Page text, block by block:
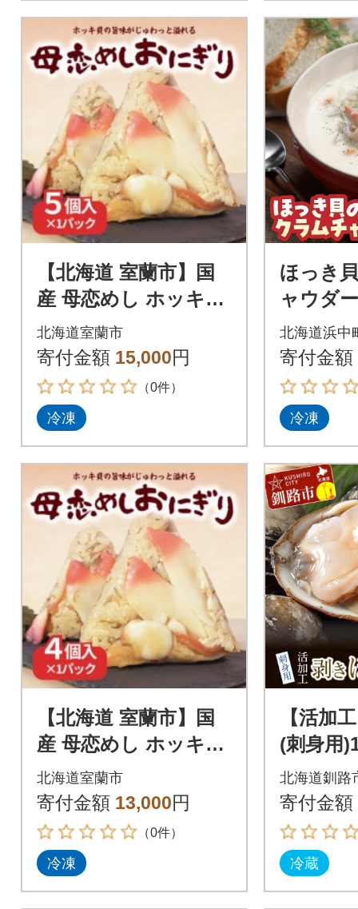
【北海道 室蘭市】国
産 母恋めし ホッキ貝
の炊き込みご飯のお
にぎり(冷凍)5個入り
北海道室蘭市
寄付金額 15,000円
（0件）
冷凍
ほっき
ャウダ
×4袋
北海道浜中
寄付金額
冷凍
【北海道 室蘭市】国
産 母恋めし ホッキ貝
の炊き込みご飯のお
にぎり(冷凍)4個入り
北海道室蘭市
寄付金額 13,000円
（0件）
冷凍
【活加
(刺身用
後)×3袋
き貝
北海道釧路
寄付金額
冷蔵